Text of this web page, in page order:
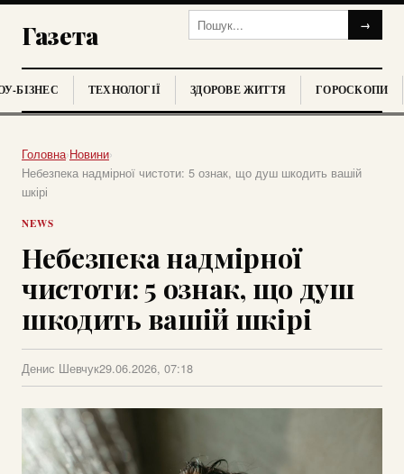
Газета →
БІЗНЕС ТЕХНОЛОГІЇ ЗДОРОВЕ ЖИТТЯ ГОРОСКОПИ
Головна›Новини›
Небезпека надмірної чистоти: 5 ознак, що душ шкодить вашій
шкірі
NEWS
Небезпека надмірної
чистоти: 5 ознак, що душ
шкодить вашій шкірі
Денис Шевчук29.06.2026, 07:18